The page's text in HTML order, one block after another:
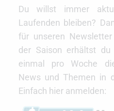
Du willst immer
Laufenden bleiben?
für unseren
der Saison erhältst
einmal pro Woche
News und Themen in
Einfach hier anmelden: